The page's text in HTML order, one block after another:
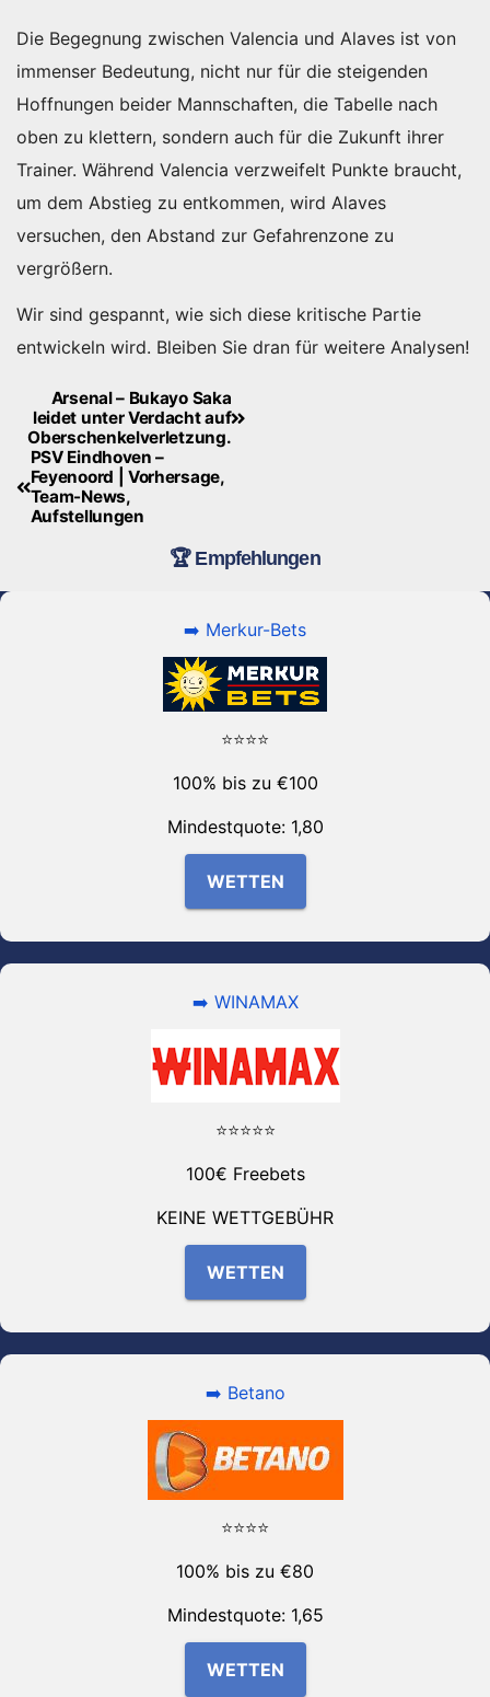
Die Begegnung zwischen Valencia und Alaves ist von
immenser Bedeutung, nicht nur für die steigenden
Hoffnungen beider Mannschaften, die Tabelle nach
oben zu klettern, sondern auch für die Zukunft ihrer
Trainer. Während Valencia verzweifelt Punkte braucht,
um dem Abstieg zu entkommen, wird Alaves
versuchen, den Abstand zur Gefahrenzone zu
vergrößern.
Wir sind gespannt, wie sich diese kritische Partie
entwickeln wird. Bleiben Sie dran für weitere Analysen!
Beitragsnavigation
Arsenal – Bukayo Saka
leidet unter Verdacht auf
Oberschenkelverletzung.
PSV Eindhoven –
Feyenoord | Vorhersage,
Team-News,
Aufstellungen
🏆 Empfehlungen
➡️ Merkur-Bets
⭐⭐⭐⭐
100% bis zu €100
Mindestquote: 1,80
WETTEN
➡️ WINAMAX
⭐⭐⭐⭐⭐
100€ Freebets
KEINE WETTGEBÜHR
WETTEN
➡️ Betano
⭐⭐⭐⭐
100% bis zu €80
Mindestquote: 1,65
WETTEN